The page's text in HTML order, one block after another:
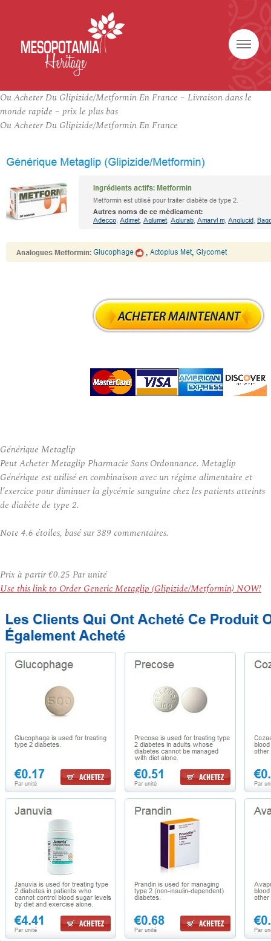
Ou Acheter Du Glipizide/Metformin En France – Livraison dans le
monde rapide – prix le plus bas
Ou Acheter Du Glipizide/Metformin En France
Générique Metaglip
Peut Acheter Metaglip Pharmacie Sans Ordonnance. Metaglip
Générique est utilisé en combinaison avec un régime alimentaire et
l’exercice pour diminuer la glycémie sanguine chez les patients atteints
de diabète de type 2.
Note 4.6 étoiles, basé sur389 commentaires.
Prix à partir€0.25 Par unité
Use this link to Order Generic Metaglip (Glipizide/Metformin) NOW!